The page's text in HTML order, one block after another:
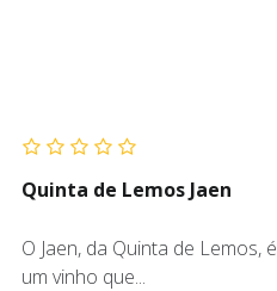
Quinta de Lemos Jaen
O Jaen, da Quinta de Lemos, é
um vinho que...